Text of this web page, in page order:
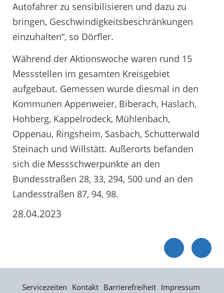
Autofahrer zu sensibilisieren und dazu zu
bringen, Geschwindigkeitsbeschränkungen
einzuhalten“, so Dörfler.
Während der Aktionswoche waren rund 15
Messstellen im gesamten Kreisgebiet
aufgebaut. Gemessen wurde diesmal in den
Kommunen Appenweier, Biberach, Haslach,
Hohberg, Kappelrodeck, Mühlenbach,
Oppenau, Ringsheim, Sasbach, Schutterwald
Steinach und Willstätt. Außerorts befanden
sich die Messschwerpunkte an den
Bundesstraßen 28, 33, 294, 500 und an den
Landesstraßen 87, 94, 98.
28.04.2023
Servicezeiten Kontakt Barrierefreiheit Impressum